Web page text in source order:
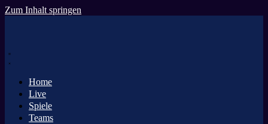
Zum Inhalt springen
Home
Live
Spiele
Teams